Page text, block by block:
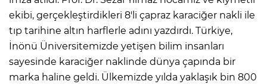
ekibi, gerçekleştirdikleri 8'li çapraz karaciğer nakli ile
tıp tarihine altın harflerle adını yazdırdı. Türkiye,
İnönü Üniversitemizde yetişen bilim insanları
sayesinde karaciğer naklinde dünya çapında bir
marka haline geldi. Ülkemizde yılda yaklaşık bin 800